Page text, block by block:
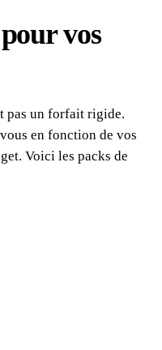
vos
pas un forfait rigide.
en fonction de vos
Voici les packs de